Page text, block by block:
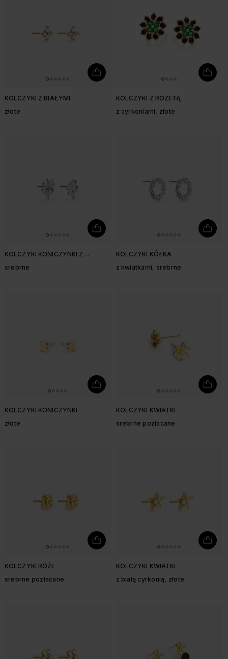
KOLCZYKI Z BIAŁYMI
złote
KOLCZYKI Z ROZETĄ
z cyrkoniami, złote
KOLCZYKI KONICZYNKI Z
srebrne
KOLCZYKI KÓŁKA
z kwiatkami, srebrne
KOLCZYKI KONICZYNKI
złote
KOLCZYKI KWIATKI
srebrne pozłacane
KOLCZYKI RÓŻE
srebrne pozłacane
KOLCZYKI KWIATKI
z białą cyrkonią, złote